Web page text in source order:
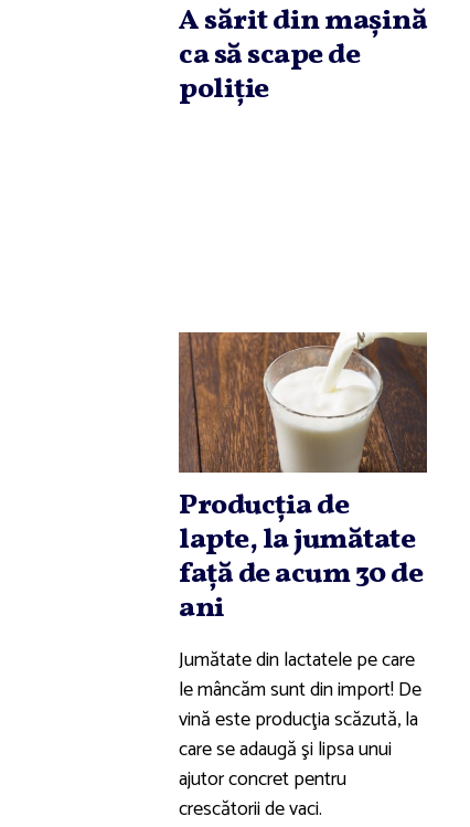
A sărit din maşină
ca să scape de
poliţie
Producţia de
lapte, la jumătate
faţă de acum 30 de
ani
Jumătate din lactatele pe care
le mâncăm sunt din import! De
vină este producţia scăzută, la
care se adaugă şi lipsa unui
ajutor concret pentru
crescătorii de vaci.